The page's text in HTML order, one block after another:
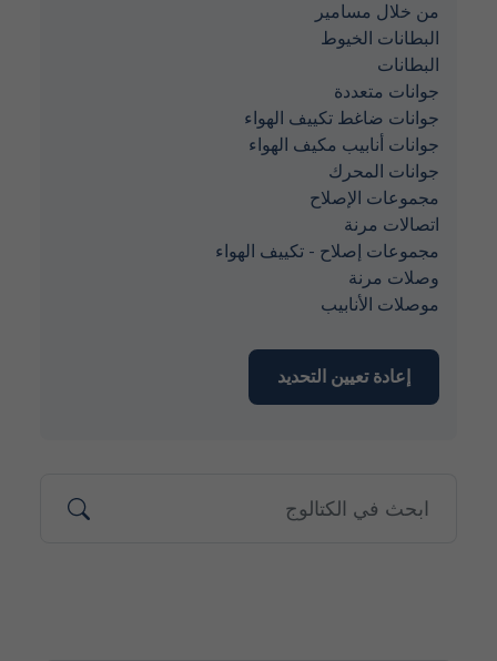
من خلال مسامير
البطانات الخيوط
البطانات
جوانات متعددة
جوانات ضاغط تكييف الهواء
جوانات أنابيب مكيف الهواء
جوانات المحرك
مجموعات الإصلاح
اتصالات مرنة
مجموعات إصلاح - تكييف الهواء
وصلات مرنة
موصلات الأنابيب
إعادة تعيين التحديد